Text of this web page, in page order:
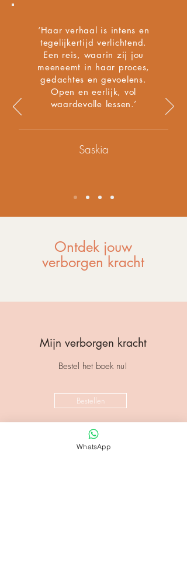
‘Haar verhaal is intens en
tegelijkertijd verlichtend.
Een reis, waarin zij jou
meeneemt in haar proces,
gedachtes en gevoelens.
Open en eerlijk, vol
waardevolle lessen.’
Saskia
Ontdek jouw
verborgen kracht
Mijn verborgen kracht
Bestel het boek nu!
Bestellen
WhatsApp